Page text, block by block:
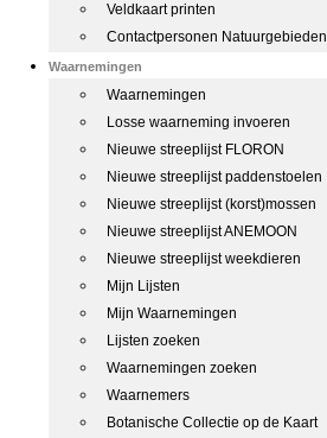
Veldkaart printen
Contactpersonen Natuurgebieden
Waarnemingen
Waarnemingen
Losse waarneming invoeren
Nieuwe streeplijst FLORON
Nieuwe streeplijst paddenstoelen
Nieuwe streeplijst (korst)mossen
Nieuwe streeplijst ANEMOON
Nieuwe streeplijst weekdieren
Mijn Lijsten
Mijn Waarnemingen
Lijsten zoeken
Waarnemingen zoeken
Waarnemers
Botanische Collectie op de Kaart